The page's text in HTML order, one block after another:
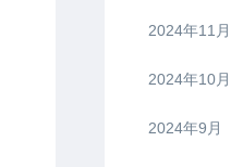
2024年11月
2024年10月
2024年9月